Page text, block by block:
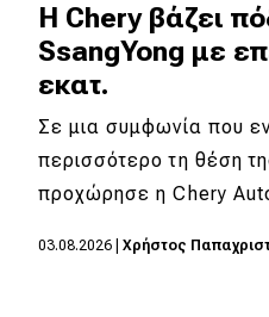
Η Chery βάζει
SsangYong με
εκατ.
Σε μια συμφωνία που
περισσότερο τη θέση
προχώρησε η Chery
03.08.2026 Χρήστος